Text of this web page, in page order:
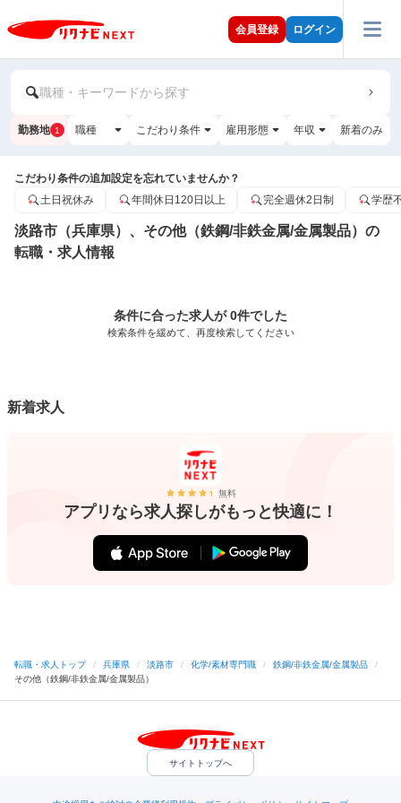
会員登録 ログイン
職種・キーワードから探す
勤務地 1 職種 こだわり条件 雇用形態 年収 新着のみ
こだわり条件の追加設定を忘れていませんか？
土日祝休み
年間休日120日以上 完全週休2日制 学歴
淡路市（兵庫県）、その他（鉄鋼/非鉄金属/金属製品）の
転職・求人情報
条件に合った求人が 0件でした
検索条件を緩めて、再度検索してください
新着求人
無料
アプリなら求人探しがもっと快適に！
転職・求人トップ / 兵庫県 / 淡路市 / 化学/素材専門職 / 鉄鋼/非鉄金属/金属製品
/
その他（鉄鋼/非鉄金属/金属製品）
サイトトップへ